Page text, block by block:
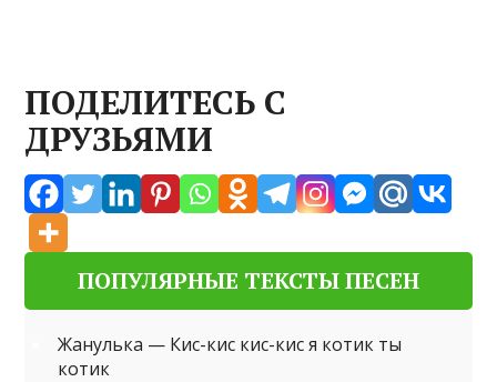
ПОДЕЛИТЕСЬ С
ДРУЗЬЯМИ
ПОПУЛЯРНЫЕ ТЕКСТЫ ПЕСЕН
Жанулька — Кис-кис кис-кис я котик ты
котик